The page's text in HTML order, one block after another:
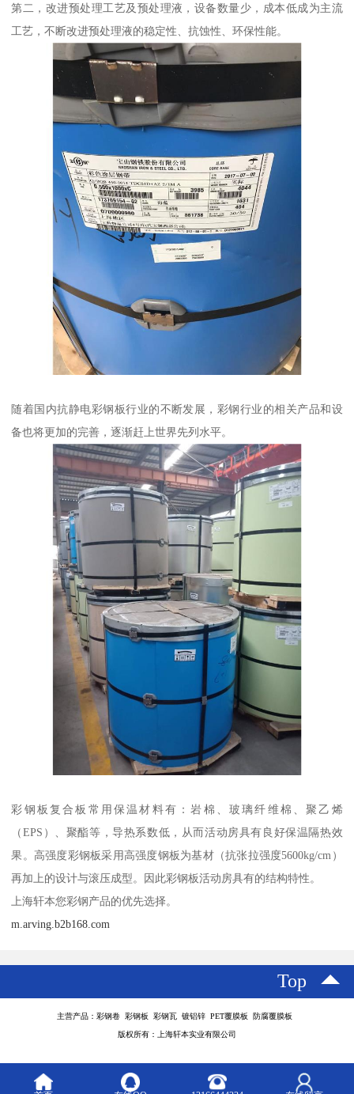
第二，改进预处理工艺及预处理液，设备数量少，成本低成为主流
工艺，不断改进预处理液的稳定性、抗蚀性、环保性能。
随着国内抗静电彩钢板行业的不断发展，彩钢行业的相关产品和设
备也将更加的完善，逐渐赶上世界先列水平。
彩钢板复合板常用保温材料有：岩棉、玻璃纤维棉、聚乙烯
（EPS）、聚酯等，导热系数低，从而活动房具有良好保温隔热效
果。高强度彩钢板采用高强度钢板为基材（抗张拉强度5600kg/cm）
再加上的设计与滚压成型。因此彩钢板活动房具有的结构特性。
上海轩本您彩钢产品的优先选择。
m.arving.b2b168.com
Top
主营产品：彩钢卷 彩钢板 彩钢瓦 镀铝锌 PET覆膜板 防腐覆膜板
版权所有：上海轩本实业有限公司